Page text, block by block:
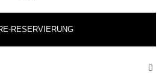
RESERVIERUNG